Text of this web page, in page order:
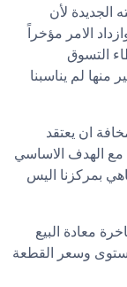
الجديدة لأن
الامر مؤخراً
التسوق
منها لم يناسبنا
ان يعتقد
مع الهدف الاساسي
بمركزنا اليس
معادة البيع
وسعر القطعة